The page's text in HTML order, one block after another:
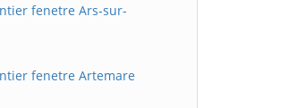
fenetre Ars-sur-
fenetre Artemare